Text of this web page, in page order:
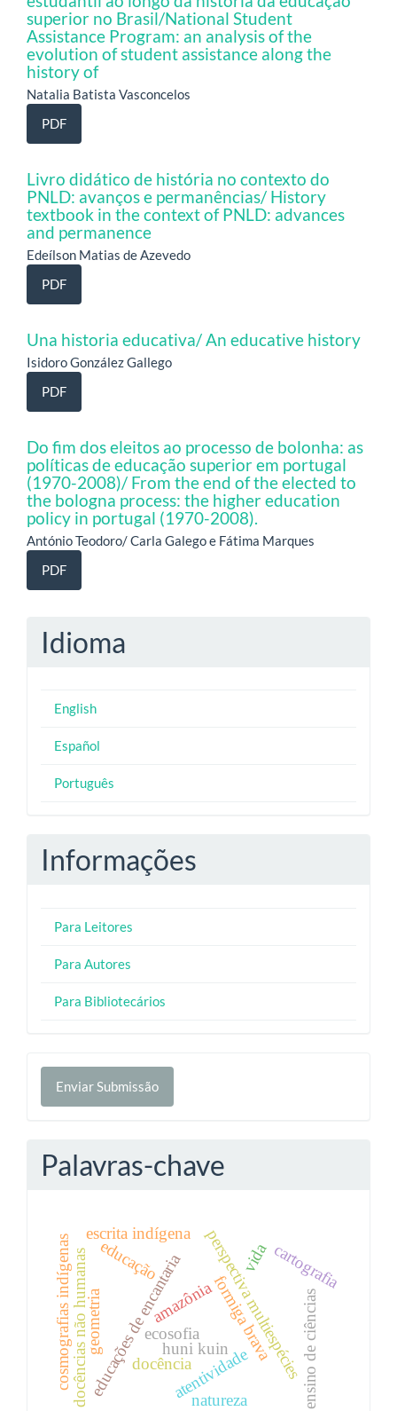
superior no Brasil/National Student
Assistance Program: an analysis of the
evolution of student assistance along the
history of
Natalia Batista Vasconcelos
PDF
Livro didático de história no contexto do
PNLD: avanços e permanências/ History
textbook in the context of PNLD: advances
and permanence
Edeílson Matias de Azevedo
PDF
Una historia educativa/ An educative history
Isidoro González Gallego
PDF
Do fim dos eleitos ao processo de bolonha: as
políticas de educação superior em portugal
(1970-2008)/ From the end of the elected to
the bologna process: the higher education
policy in portugal (1970-2008).
António Teodoro/ Carla Galego e Fátima Marques
PDF
Idioma
English
Español
Português
Informações
Para Leitores
Para Autores
Para Bibliotecários
Enviar
Submissão
Enviar Submissão
Palavras-chave
formiga brava
amazônia
educações de encantaria
docências não humanas educação perspectiva multiespécies
docência
vida
ensino de ciências
ecosofia
cartografia
escrita indígena
huni kuin
cosmografias indígenas atentividade
natureza
geometria